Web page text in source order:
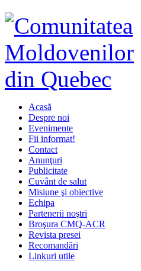
Acasă
Despre noi
Evenimente
Fii informat!
Contact
Anunţuri
Publicitate
Cuvânt de salut
Misiune şi obiective
Echipa
Partenerii noştri
Broşura CMQ-ACR
Revista presei
Recomandări
Linkuri utile